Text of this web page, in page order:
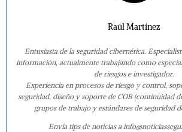
Raúl Martínez
Entusiasta de la seguridad cibernética.
información, actualmente trabajando como
de riesgos e investigador.
Experiencia en procesos de riesgo y control,
seguridad, diseño y soporte de COB (continuidad
grupos de trabajo y estándares de seguridad
Envía tips de noticias a